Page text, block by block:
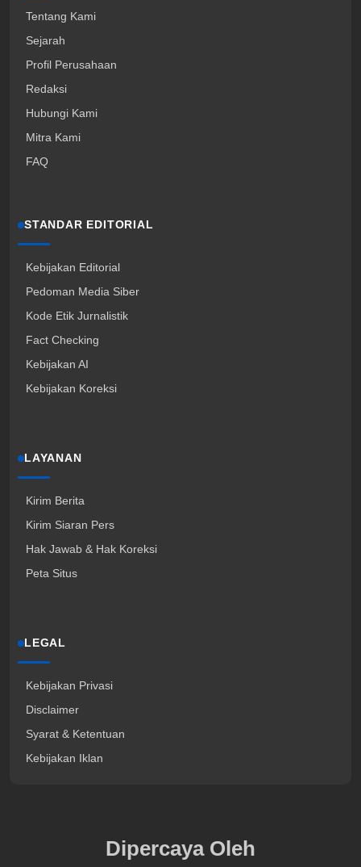
Tentang Kami
Sejarah
Profil Perusahaan
Redaksi
Hubungi Kami
Mitra Kami
FAQ
STANDAR EDITORIAL
Kebijakan Editorial
Pedoman Media Siber
Kode Etik Jurnalistik
Fact Checking
Kebijakan AI
Kebijakan Koreksi
LAYANAN
Kirim Berita
Kirim Siaran Pers
Hak Jawab & Hak Koreksi
Peta Situs
LEGAL
Kebijakan Privasi
Disclaimer
Syarat & Ketentuan
Kebijakan Iklan
Dipercaya Oleh